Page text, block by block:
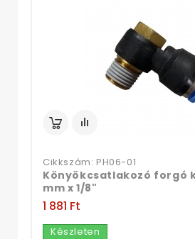
Cikkszám: PH06-01
Könyökcsatlakozó forgó
mm x 1/8"
1 881 Ft‎
Készleten